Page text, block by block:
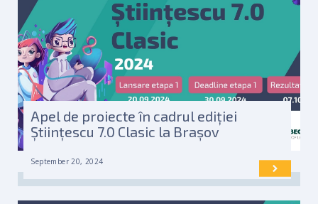
Apel de proiecte în cadrul ediției
Științescu 7.0 Clasic la Brașov
September 20, 2024